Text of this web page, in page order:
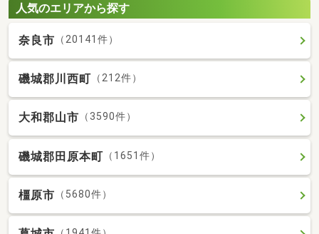
人気のエリアから探す
奈良市 （20141件）
磯城郡川西町 （212件）
大和郡山市 （3590件）
磯城郡田原本町 （1651件）
橿原市 （5680件）